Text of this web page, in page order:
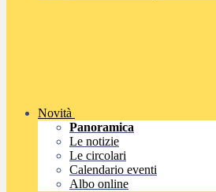
Novità
Panoramica
Le notizie
Le circolari
Calendario eventi
Albo online